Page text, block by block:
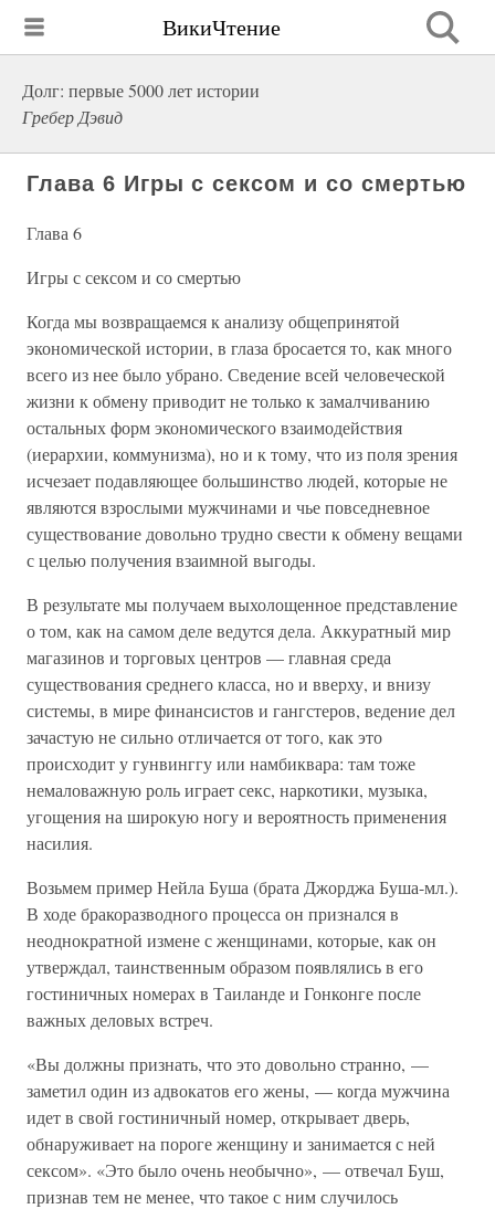
ВикиЧтение
Долг: первые 5000 лет истории
Гребер Дэвид
Глава 6 Игры с сексом и со смертью
Глава 6
Игры с сексом и со смертью
Когда мы возвращаемся к анализу общепринятой
экономической истории, в глаза бросается то, как много
всего из нее было убрано. Сведение всей человеческой
жизни к обмену приводит не только к замалчиванию
остальных форм экономического взаимодействия
(иерархии, коммунизма), но и к тому, что из поля зрения
исчезает подавляющее большинство людей, которые не
являются взрослыми мужчинами и чье повседневное
существование довольно трудно свести к обмену вещами
с целью получения взаимной выгоды.
В результате мы получаем выхолощенное представление
о том, как на самом деле ведутся дела. Аккуратный мир
магазинов и торговых центров — главная среда
существования среднего класса, но и вверху, и внизу
системы, в мире финансистов и гангстеров, ведение дел
зачастую не сильно отличается от того, как это
происходит у гунвинггу или намбиквара: там тоже
немаловажную роль играет секс, наркотики, музыка,
угощения на широкую ногу и вероятность применения
насилия.
Возьмем пример Нейла Буша (брата Джорджа Буша-мл.).
В ходе бракоразводного процесса он признался в
неоднократной измене с женщинами, которые, как он
утверждал, таинственным образом появлялись в его
гостиничных номерах в Таиланде и Гонконге после
важных деловых встреч.
«Вы должны признать, что это довольно странно, —
заметил один из адвокатов его жены, — когда мужчина
идет в свой гостиничный номер, открывает дверь,
обнаруживает на пороге женщину и занимается с ней
сексом». «Это было очень необычно», — отвечал Буш,
признав тем не менее, что такое с ним случилось